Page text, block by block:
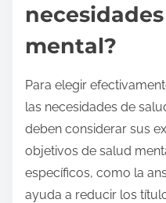
mental?
Para elegir
las necesidades de
deben considerar sus
objetivos de salud
específicos, como la
ayuda a reducir los